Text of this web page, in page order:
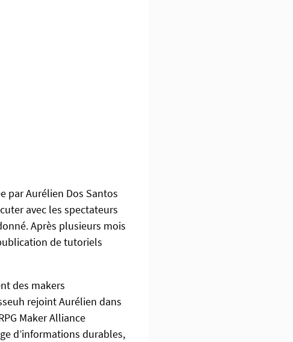
par Aurélien Dos Santos
avec les spectateurs
Après plusieurs mois
de tutoriels
des makers
rejoint Aurélien dans
Maker Alliance
d’informations durables,